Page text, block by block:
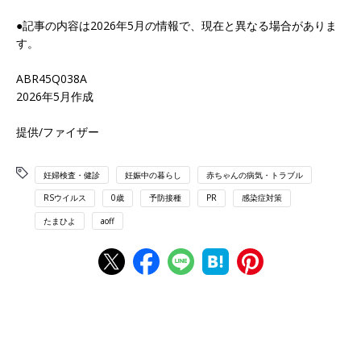
●記事の内容は2026年5月の情報で、現在と異なる場合がありま
す。
ABR45Q038A
2026年5月作成
提供/ファイザー
妊婦検査・健診 妊娠中の暮らし 赤ちゃんの病気・トラブル
RSウイルス 0歳 予防接種 PR 感染症対策
たまひよ aoff